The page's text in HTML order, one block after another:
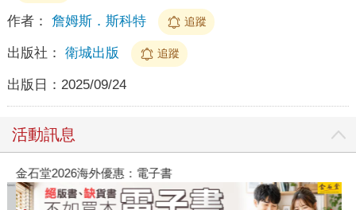
作者： 詹姆斯．斯科特 追蹤
出版社： 衛城出版 追蹤
出版日： 2025/09/24
活動訊息
金石堂2026海外優惠：電子書